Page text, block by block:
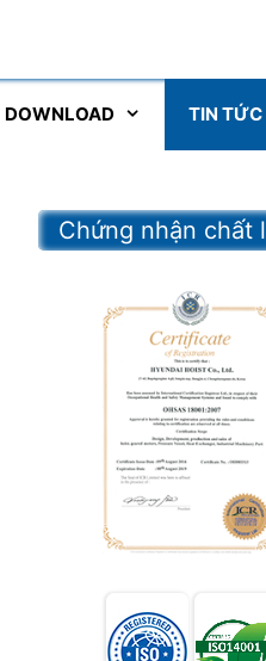
DOWNLOAD TIN TỨC
Chứng nhận chất